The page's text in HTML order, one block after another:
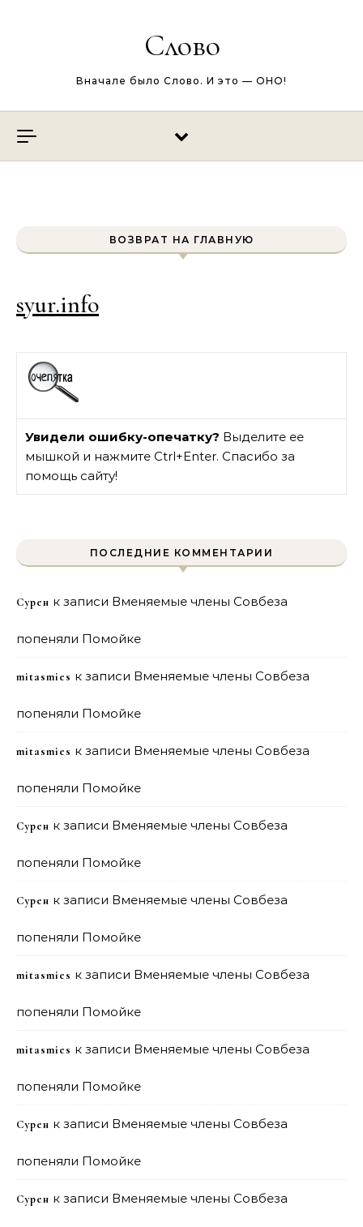
Слово
Вначале было Слово. И это — ОНО!
ВОЗВРАТ НА ГЛАВНУЮ
syur.info
Увидели ошибку-опечатку? Выделите ее
мышкой и нажмите Ctrl+Enter. Спасибо за
помощь сайту!
ПОСЛЕДНИЕ КОММЕНТАРИИ
Сурен к записи Вменяемые члены Совбеза
попеняли Помойке
mitasmies к записи Вменяемые члены Совбеза
попеняли Помойке
mitasmies к записи Вменяемые члены Совбеза
попеняли Помойке
Сурен к записи Вменяемые члены Совбеза
попеняли Помойке
Сурен к записи Вменяемые члены Совбеза
попеняли Помойке
mitasmies к записи Вменяемые члены Совбеза
попеняли Помойке
mitasmies к записи Вменяемые члены Совбеза
попеняли Помойке
Сурен к записи Вменяемые члены Совбеза
попеняли Помойке
Сурен к записи Вменяемые члены Совбеза